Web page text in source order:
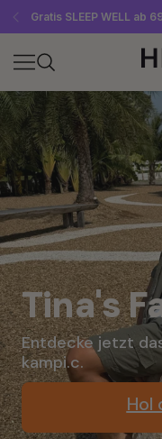
Gratis SLEEP WELL ab
Jetzt Newsletter
Bis zu 30 %
Tina's
Entdecke jetzt
kampi.c.
Hol